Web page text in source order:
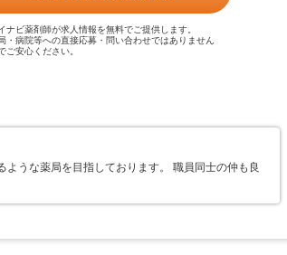
ナビ薬剤師が求人情報を無料でご提供します。
・病院等への直接応募・問い合わせではありません
ご安心ください。
うな薬局を目指しております。 職員同士の仲も良